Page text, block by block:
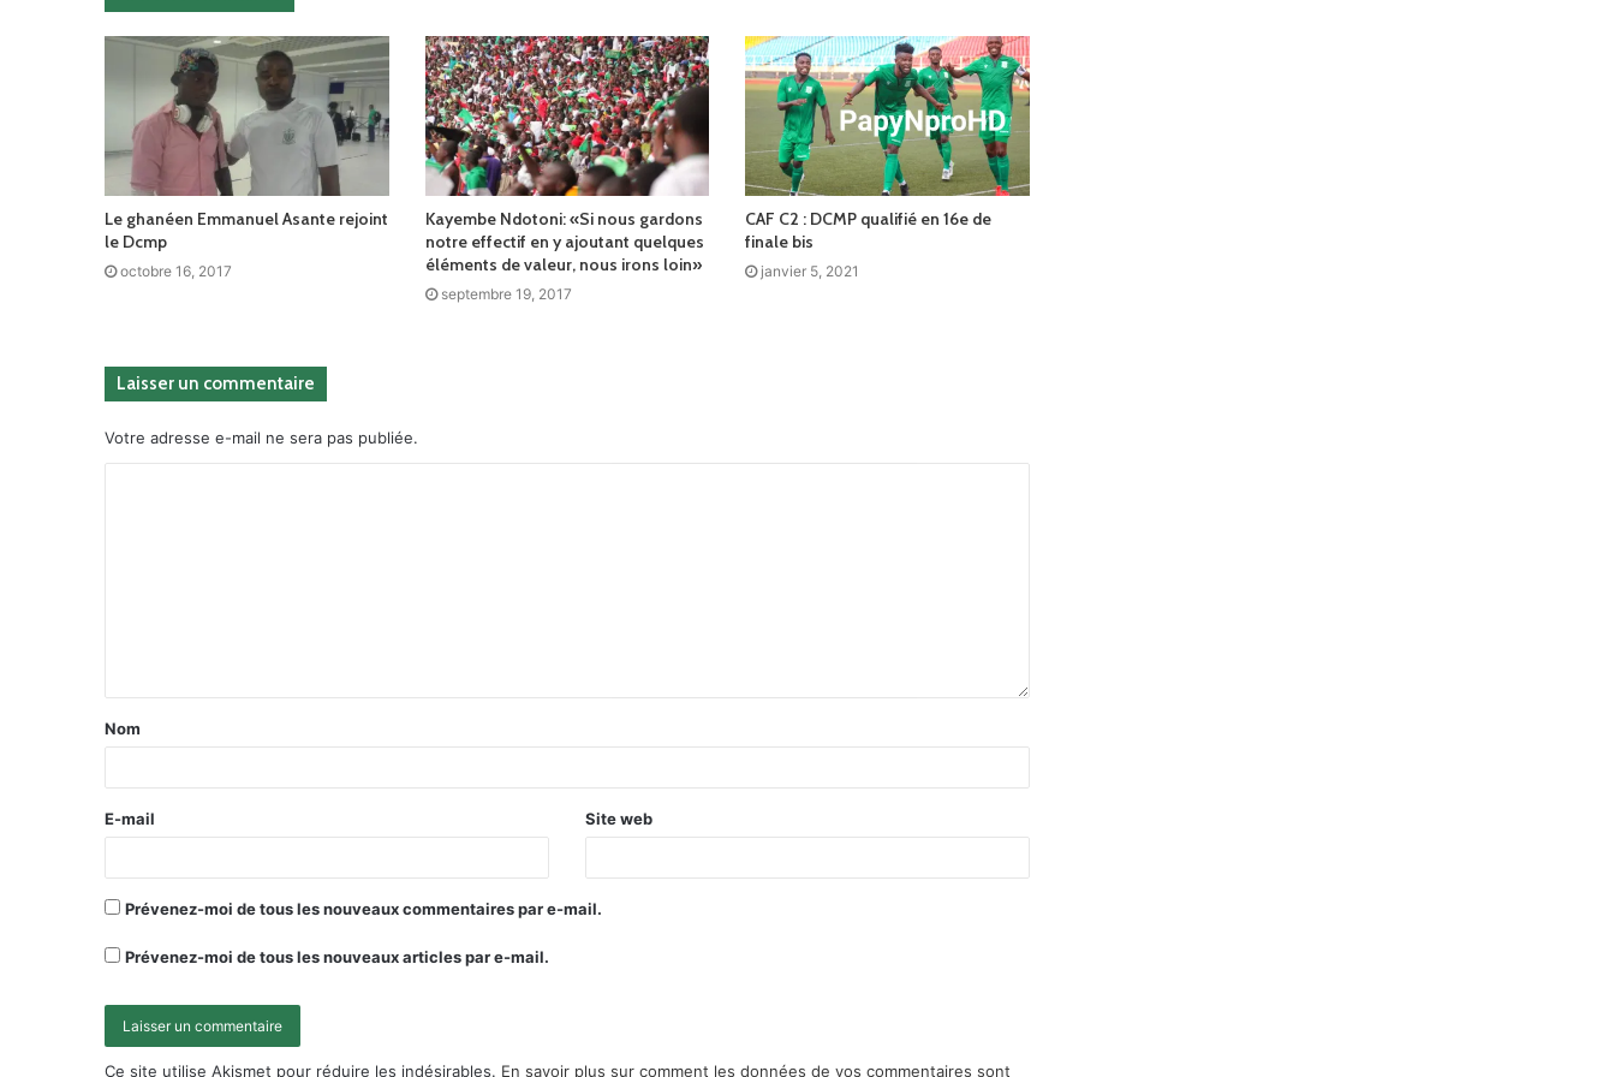
Le ghanéen Emmanuel Asante rejoint
le Dcmp
octobre 16, 2017
Kayembe Ndotoni: «Si nous gardons
notre effectif en y ajoutant quelques
éléments de valeur, nous irons loin»
septembre 19, 2017
CAF C2 : DCMP qualifié en 16e de
finale bis
janvier 5, 2021
Laisser un commentaire
Votre adresse e-mail ne sera pas publiée.
Nom
E-mail Site web
Prévenez-moi de tous les nouveaux commentaires par e-mail.
Prévenez-moi de tous les nouveaux articles par e-mail.
Ce site utilise Akismet pour réduire les indésirables. En savoir plus sur comment les données de vos commentaires sont